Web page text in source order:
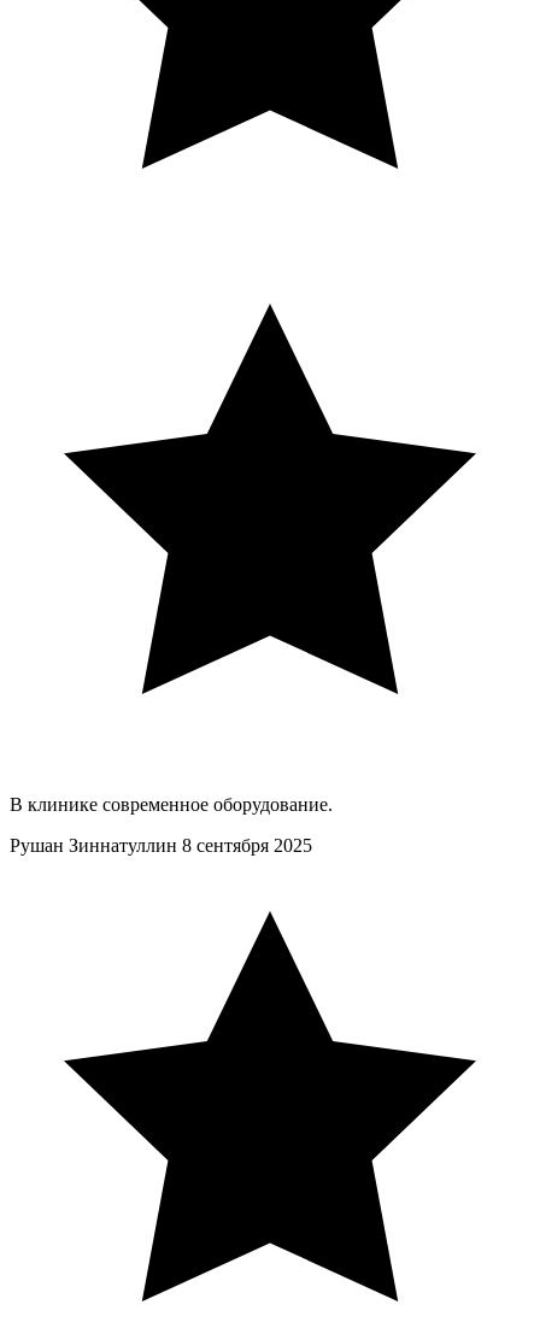
В клинике современное оборудование.
Рушан Зиннатуллин 8 сентября 2025